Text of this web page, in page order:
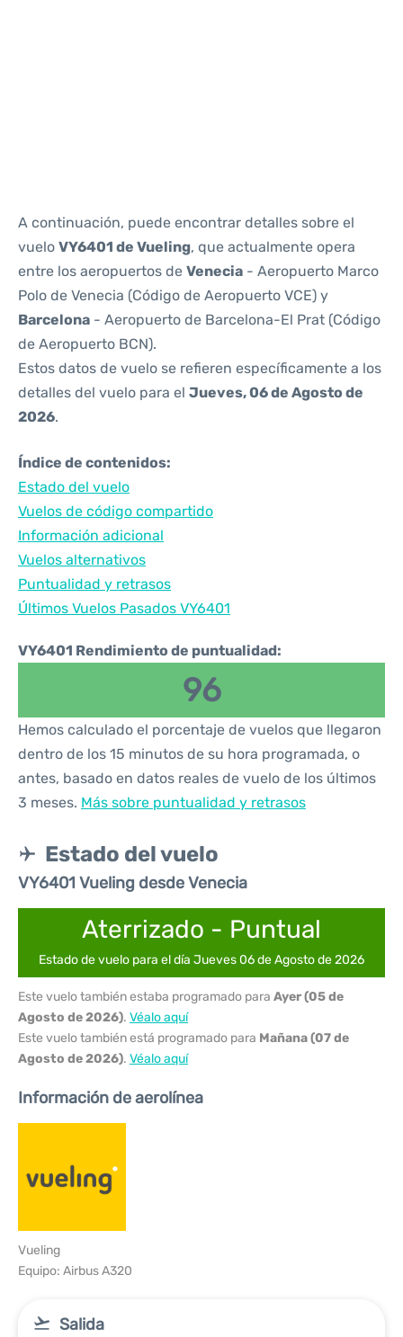
A continuación, puede encontrar detalles sobre el
vuelo VY6401 de Vueling, que actualmente opera
entre los aeropuertos de Venecia - Aeropuerto Marco
Polo de Venecia (Código de Aeropuerto VCE) y
Barcelona - Aeropuerto de Barcelona-El Prat (Código
de Aeropuerto BCN).
Estos datos de vuelo se refieren específicamente a los
detalles del vuelo para el Jueves, 06 de Agosto de
2026.
Índice de contenidos:
Estado del vuelo
Vuelos de código compartido
Información adicional
Vuelos alternativos
Puntualidad y retrasos
Últimos Vuelos Pasados VY6401
VY6401 Rendimiento de puntualidad:
96
Hemos calculado el porcentaje de vuelos que llegaron
dentro de los 15 minutos de su hora programada, o
antes, basado en datos reales de vuelo de los últimos
3 meses. Más sobre puntualidad y retrasos
Estado del vuelo
VY6401 Vueling desde Venecia
Aterrizado - Puntual
Estado de vuelo para el día Jueves 06 de Agosto de 2026
Este vuelo también estaba programado para Ayer (05 de
Agosto de 2026). Véalo aquí
Este vuelo también está programado para Mañana (07 de
Agosto de 2026). Véalo aquí
Información de aerolínea
Vueling
Equipo: Airbus A320
Salida